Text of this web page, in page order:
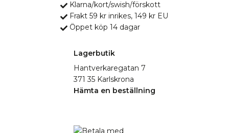
Klarna/kort/swish/förskott
Frakt 59 kr inrikes, 149 kr EU
Öppet köp 14 dagar
Lagerbutik
Hantverkaregatan 7
371 35 Karlskrona
Hämta en beställning